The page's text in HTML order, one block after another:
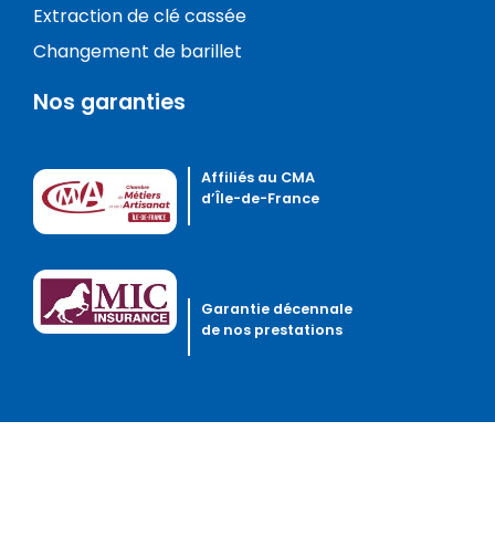
Extraction de clé cassée
Changement de barillet
Nos garanties
Affiliés au CMA
d’Île-de-France
Garantie décennale
de nos prestations